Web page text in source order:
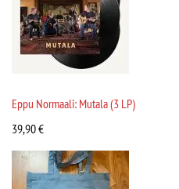
Eppu Normaali: Mutala (3 LP)
39,90€